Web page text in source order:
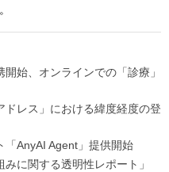
始、オンラインでの「診療」
ドレス」における緯度経度の登
AnyAI Agent」提供開始
に関する透明性レポート」